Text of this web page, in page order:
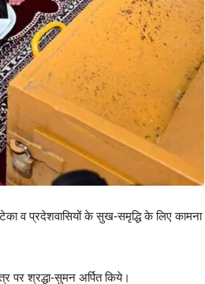
टेका व प्रदेशवासियों के सुख-समृद्धि के लिए कामना
पर श्रद्धा-सुमन अर्पित किये।